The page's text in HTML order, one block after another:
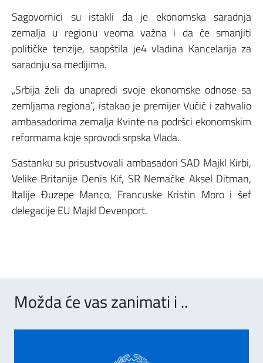
Sagovornici su istakli da je ekonomska saradnja
zemalja u regionu veoma važna i da će smanjiti
političke tenzije, saopštila je4 vladina Kancelarija za
saradnju sa medijima.
„Srbija želi da unapredi svoje ekonomske odnose sa
zemljama regiona”, istakao je premijer Vučić i zahvalio
ambasadorima zemalja Kvinte na podršci ekonomskim
reformama koje sprovodi srpska Vlada.
Sastanku su prisustvovali ambasadori SAD Majkl Kirbi,
Velike Britanije Denis Kif, SR Nemačke Aksel Ditman,
Italije Đuzepe Manco, Francuske Kristin Moro i šef
delegacije EU Majkl Devenport.
Možda će vas zanimati i ..